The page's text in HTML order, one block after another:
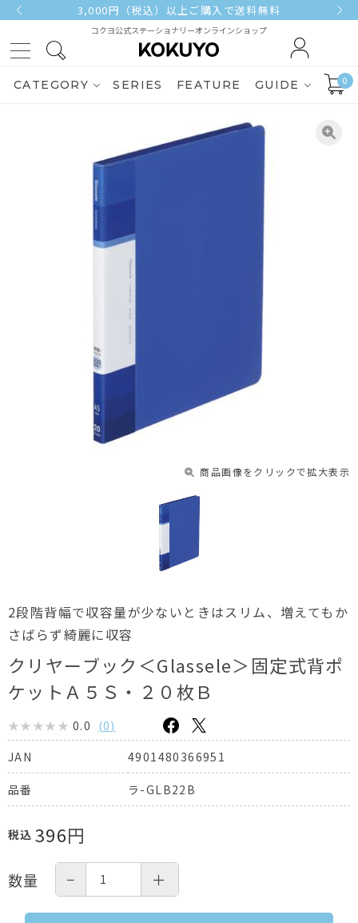
3,000円（税込）以上ご購入で送料無料
コクヨ公式ステーショナリーオンラインショップ
CATEGORY SERIES FEATURE GUIDE 0
商品画像をクリックで拡大表示
2段階背幅で収容量が少ないときはスリム、増えてもか
さばらず綺麗に収容
クリヤーブック＜Glassele＞固定式背ポ
ケットＡ５Ｓ・２０枚Ｂ
0.0 (0)
JAN
4901480366951
品番 ラ-GLB22B
税込 396円
数量 − ＋